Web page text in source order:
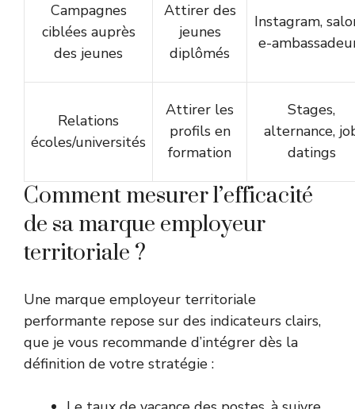
Campagnes
ciblées auprès
des jeunes
Attirer des
jeunes
diplômés
Instagram,
e-
Relations
écoles/universités
Attirer les
profils en
formation
Stages,
alternance,
datings
Comment mesurer l’efficacité
de sa marque employeur
territoriale ?
Une marque employeur territoriale
performante repose sur des indicateurs clairs,
que je vous recommande d’intégrer dès la
définition de votre stratégie :